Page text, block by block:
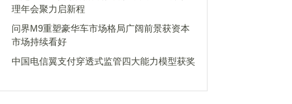
理年会聚力启新程
问界M9重塑豪华车市场格局广阔前景获资本
市场持续看好
中国电信翼支付穿透式监管四大能力模型获奖